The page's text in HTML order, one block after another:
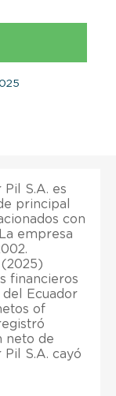
S.A. es
principal
con
empresa
financieros
Ecuador
of
neto de
S.A. cayó